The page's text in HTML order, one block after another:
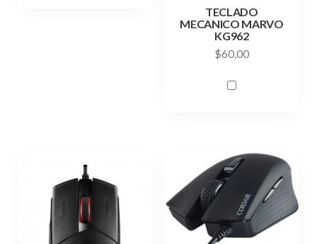
TECLADO
MECANICO MARVO
KG962
$60,00